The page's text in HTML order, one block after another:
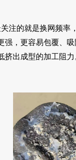
注的就是换网频率
强，更容易包覆、
挤出成型的加工阻